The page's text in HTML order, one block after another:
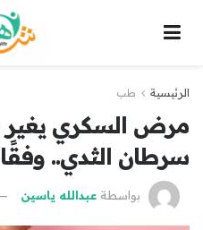
الرئيسية طب
مرض السكري يغير
سرطان الثدي..
بواسطة عبدالله ياسين